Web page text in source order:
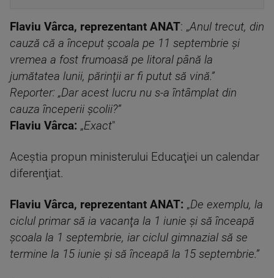
Flaviu Vârca, reprezentant ANAT: „Anul trecut, din
cauză că a început şcoala pe 11 septembrie şi
vremea a fost frumoasă pe litoral până la
jumătatea lunii, părinţii ar fi putut să vină.”
Reporter: „Dar acest lucru nu s-a întâmplat din
cauza începerii şcolii?”
Flaviu Vârca: „Exact"
Aceştia propun ministerului Educaţiei un calendar
diferenţiat.
Flaviu Vârca, reprezentant ANAT: „De exemplu, la
ciclul primar să ia vacanţa la 1 iunie şi să înceapă
şcoala la 1 septembrie, iar ciclul gimnazial să se
termine la 15 iunie şi să înceapă la 15 septembrie.”